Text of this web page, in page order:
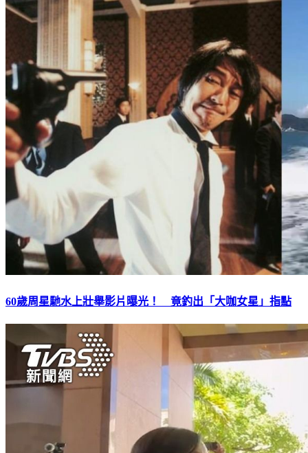
60歲周星馳水上壯舉影片曝光！ 竟釣出「大咖女星」指點